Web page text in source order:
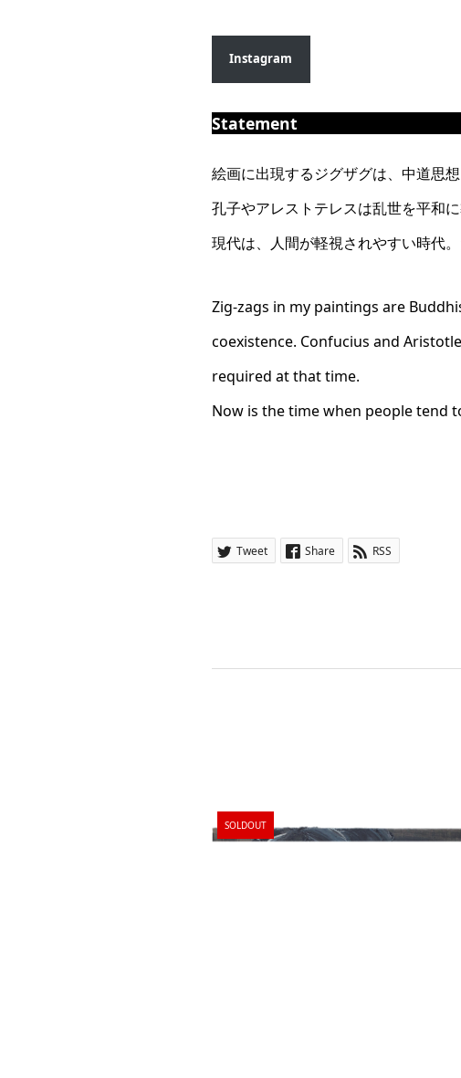
Instagram
Statement
絵画に出現するジグザグは、中道思
孔子やアレストテレスは乱世を平和
現代は、人間が軽視されやすい時代
Zig-zags in my paintings are
coexistence. Confucius and
required at that time.
Now is the time when people tend
Tweet Share RSS
SOLDOUT